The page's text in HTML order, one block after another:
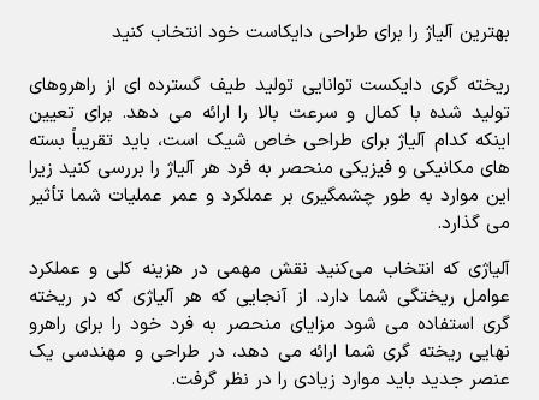
بهترین آلیاژ را برای طراحی دایکاست خود انتخاب کنید
ریخته گری دایکست توانایی تولید طیف گسترده ای از راهروهای
تولید شده با کمال و سرعت بالا را ارائه می دهد. برای تعیین
اینکه کدام آلیاژ برای طراحی خاص شیک است، باید تقریباً بسته
های مکانیکی و فیزیکی منحصر به فرد هر آلیاژ را بررسی کنید زیرا
این موارد به طور چشمگیری بر عملکرد و عمر عملیات شما تأثیر
می گذارد.
آلیاژی که انتخاب می‌کنید نقش مهمی در هزینه کلی و عملکرد
عوامل ریختگی شما دارد. از آنجایی که هر آلیاژی که در ریخته
گری استفاده می شود مزایای منحصر به فرد خود را برای راهرو
نهایی ریخته گری شما ارائه می دهد، در طراحی و مهندسی یک
عنصر جدید باید موارد زیادی را در نظر گرفت.